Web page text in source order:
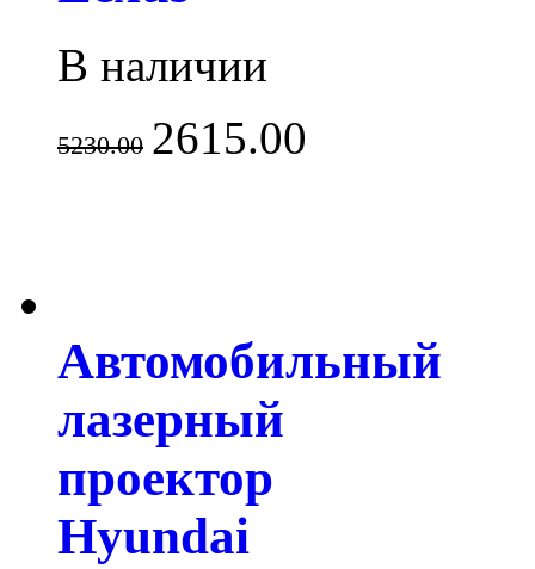
В наличии
5230.00 2615.00
Автомобильный
лазерный
проектор
Hyundai